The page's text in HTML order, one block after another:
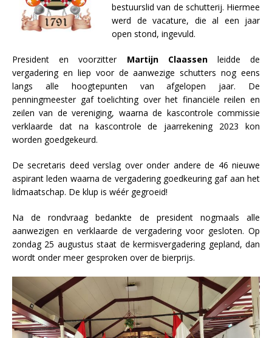
bestuurslid van de schutterij. Hiermee
werd de vacature, die al een jaar
open stond, ingevuld.
President en voorzitter Martijn Claassenleidde de
vergadering en liep voor de aanwezige schutters nog eens
langs alle hoogtepunten van afgelopen jaar. De
penningmeester gaf toelichting over het financiële reilen en
zeilen van de vereniging, waarna de kascontrole commissie
verklaarde dat na kascontrole de jaarrekening 2023 kon
worden goedgekeurd.
De secretaris deed verslag over onder andere de 46 nieuwe
aspirant leden waarna de vergadering goedkeuring gaf aan het
lidmaatschap. De klup is wéér gegroeid!
Na de rondvraag bedankte de president nogmaals alle
aanwezigen en verklaarde de vergadering voor gesloten. Op
zondag 25 augustus staat de kermisvergadering gepland, dan
wordt onder meer gesproken over de bierprijs.